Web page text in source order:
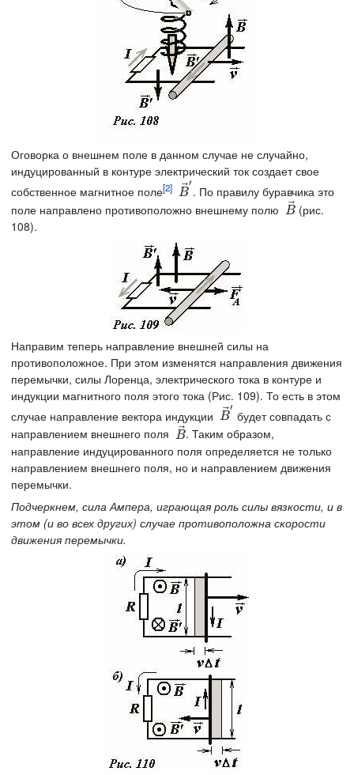
Оговорка о внешнем поле в данном случае не случайно,
индуцированный в контуре электрический ток создает свое
собственное магнитное поле[2] B⃗′
B→. По правилу буравчика это
поле направлено противоположно внешнему полю B⃗
B→(рис.
108).
Направим теперь направление внешней силы на
противоположное. При этом изменятся направления движения
перемычки, силы Лоренца, электрического тока в контуре и
индукции магнитного поля этого тока (Рис. 109). То есть в этом
случае направление вектора индукции B⃗′
B→′
будет совпадать с
направлением внешнего поля B⃗
B→. Таким образом,
направление индуцированного поля определяется не только
направлением внешнего поля, но и направлением движения
перемычки.
Подчеркнем, сила Ампера, играющая роль силы вязкости, и в
этом (и во всех других) случае противоположна скорости
движения перемычки.